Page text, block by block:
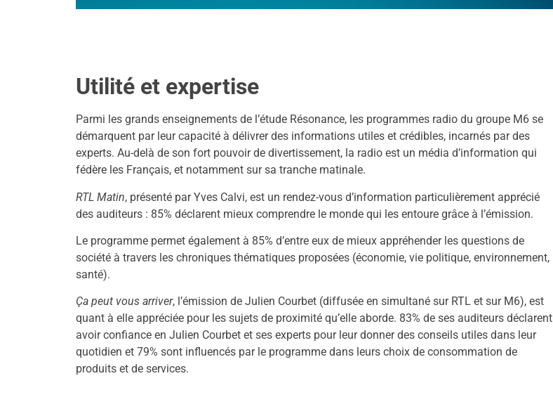
Utilité et expertise
Parmi les grands enseignements de l’étude Résonance, les programmes radio du groupe M6 se
démarquent par leur capacité à délivrer des informations utiles et crédibles, incarnés par des
experts. Au-delà de son fort pouvoir de divertissement, la radio est un média d’information qui
fédère les Français, et notamment sur sa tranche matinale.
RTL Matin, présenté par Yves Calvi, est un rendez-vous d’information particulièrement apprécié
des auditeurs : 85% déclarent mieux comprendre le monde qui les entoure grâce à l’émission.
Le programme permet également à 85% d’entre eux de mieux appréhender les questions de
société à travers les chroniques thématiques proposées (économie, vie politique, environnement,
santé).
Ça peut vous arriver, l’émission de Julien Courbet (diffusée en simultané sur RTL et sur M6), est
quant à elle appréciée pour les sujets de proximité qu’elle aborde. 83% de ses auditeurs déclarent
avoir confiance en Julien Courbet et ses experts pour leur donner des conseils utiles dans leur
quotidien et 79% sont influencés par le programme dans leurs choix de consommation de
produits et de services.